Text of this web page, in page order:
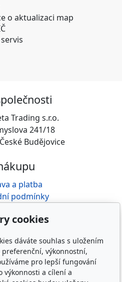
o aktualizaci map
Trading s.r.o.
241/18
Budějovice
a platba
podmínky
nás
jsme
cookies
dáváte souhlas s uložením
výkonnostní,
pro lepší fungování
výkonnosti a cílení a